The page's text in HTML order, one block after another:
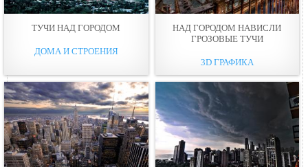
ТУЧИ НАД ГОРОДОМ
ДОМА И СТРОЕНИЯ
НАД ГОРОДОМ НАВИСЛИ
ГРОЗОВЫЕ ТУЧИ
3D ГРАФИКА